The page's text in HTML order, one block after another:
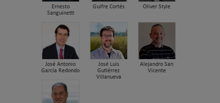
Ernesto
Sanguinetti
Guifre Cortés Oliver Style
José Antonio
García Redondo
José Luis
Gutiérrez
Villanueva
Alejandro San
Vicente